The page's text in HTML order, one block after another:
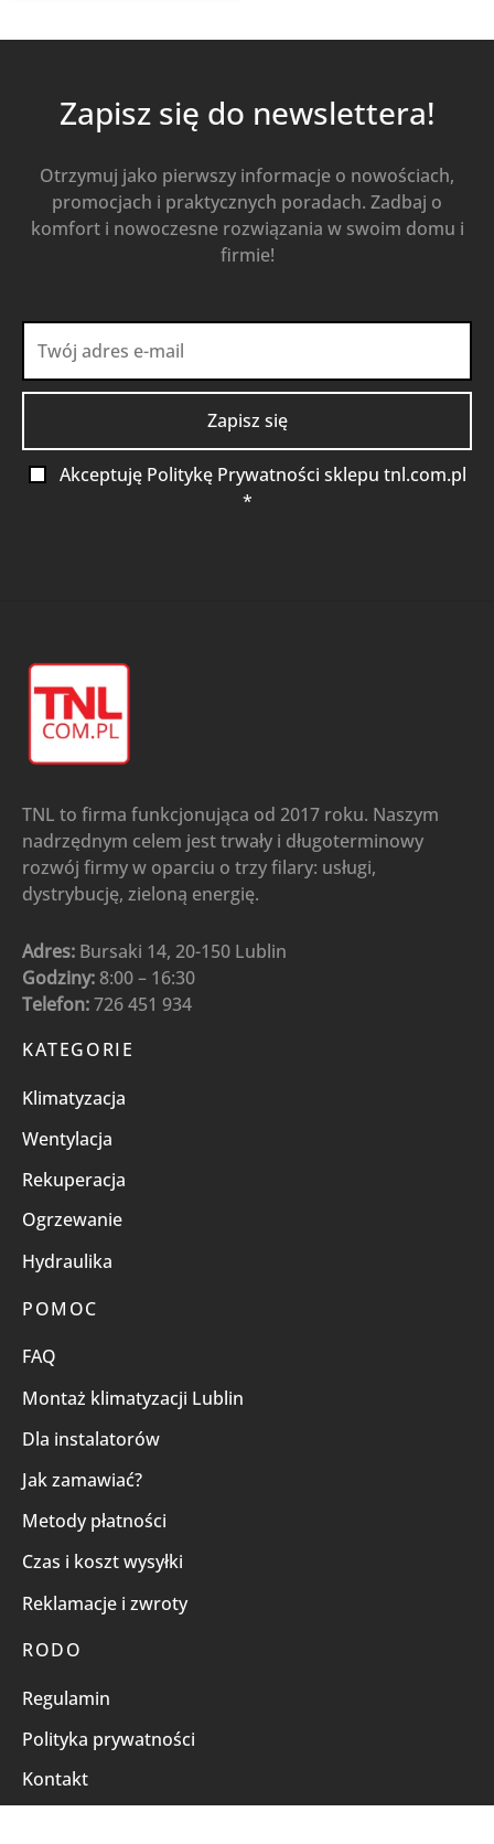
Zapisz się do newslettera!
Otrzymuj jako pierwszy informacje o nowościach,
promocjach i praktycznych poradach. Zadbaj o
komfort i nowoczesne rozwiązania w swoim domu i
firmie!
Akceptuję Politykę Prywatności sklepu tnl.com.pl
*
TNL to firma funkcjonująca od 2017 roku. Naszym
nadrzędnym celem jest trwały i długoterminowy
rozwój firmy w oparciu o trzy filary: usługi,
dystrybucję, zieloną energię.
Adres: Bursaki 14, 20-150 Lublin
Godziny: 8:00 – 16:30
Telefon:726 451 934
KATEGORIE
Klimatyzacja
Wentylacja
Rekuperacja
Ogrzewanie
Hydraulika
POMOC
FAQ
Montaż klimatyzacji Lublin
Dla instalatorów
Jak zamawiać?
Metody płatności
Czas i koszt wysyłki
Reklamacje i zwroty
RODO
Regulamin
Polityka prywatności
Kontakt